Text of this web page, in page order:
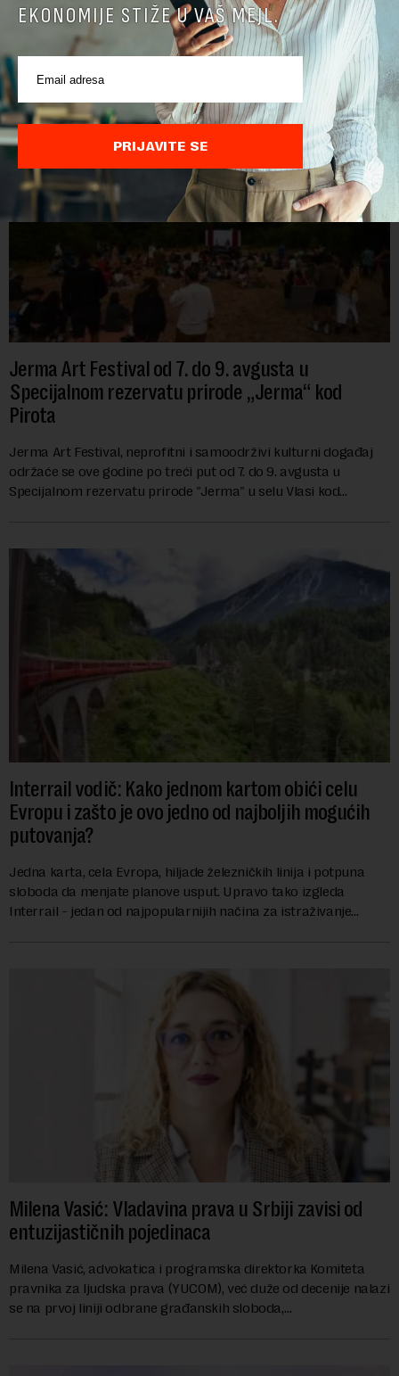
POVEZANI SADRŽAJI
Jerma Art Festival od 7. do 9. avgusta u
Specijalnom rezervatu prirode „Jerma“ kod
Pirota
Jerma Art Festival, neprofitni i samoodrživi kulturni događaj
održaće se ove godine po treći put od 7. do 9. avgusta u
Specijalnom rezervatu prirode "Jerma" u selu Vlasi kod
Interrail vodič: Kako jednom kartom obići celu
Evropu i zašto je ovo jedno od najboljih mogućih
putovanja?
Jedna karta, cela Evropa, hiljade železničkih linija i potpuna
sloboda da menjate planove usput. Upravo tako izgleda
Interrail - jedan od najpopularnijih načina za istraživanje
Milena Vasić: Vladavina prava u Srbiji zavisi od
entuzijastičnih pojedinaca
Milena Vasić, advokatica i programska direktorka Komiteta
pravnika za ljudska prava (YUCOM), već duže od decenije nalazi
se na prvoj liniji odbrane građanskih sloboda,
EKONOMIJE STIŽE U VAŠ MEJL.
PRIJAVITE SE